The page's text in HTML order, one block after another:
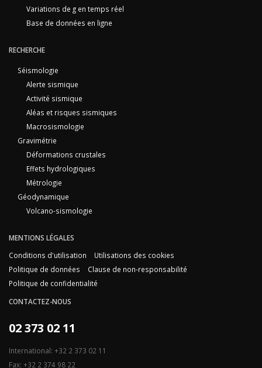
Variations de g en temps réel
Base de données en ligne
RECHERCHE
Séismologie
Alerte sismique
Activité sismique
Aléas et risques sismiques
Macrosismologie
Gravimétrie
Déformations crustales
Effets hydrologiques
Métrologie
Géodynamique
Volcano-sismologie
MENTIONS LÉGALES
Conditions d'utilisation
Utilisations des cookies
Politique de données
Clause de non-responsabilité
Politique de confidentialité
CONTACTEZ-NOUS
02 373 02 11
International: +32 2 373 02 11
Fax: +32 2 374 98 22